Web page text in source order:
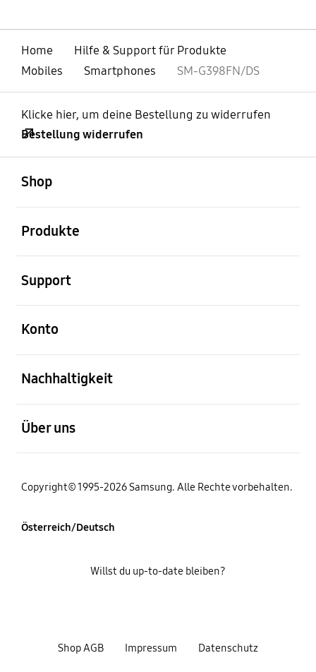
Home
Hilfe & Support für Produkte
Mobiles
Smartphones SM-G398FN/DS
Klicke hier, um deine Bestellung zu widerrufen
Bestellung widerrufen
Shop
Produkte
Support
Konto
Nachhaltigkeit
Über uns
Copyright© 1995-2026 Samsung. Alle Rechte vorbehalten.
Österreich/Deutsch
Shop AGB Impressum Datenschutz
Willst du up-to-date bleiben?